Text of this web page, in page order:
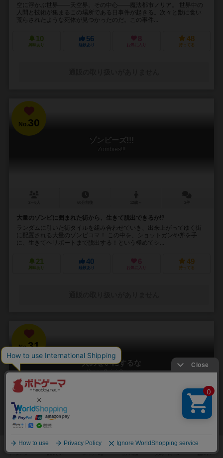
空に浮かぶ世界――天空界。その中心――魔法都市ノリア。 世界中の
人間と技術が集まるこの場所である日事件が起きる。次々と獣に食い
荒らされたような死体が見つかったのだ。この事件...
10
興味あり
56
経験あり
8
お気に入り
48
持ってる
No.30
ゾンビーズ!!!
Zombies!!!
大量のゾンビに囲まれた街から、生きて脱出できるか⁉︎
ランダムに引いた街タイルを組み合わせていき、出来上がってゆく街
に配置される大量のゾンビコマ！ この中を、ショットガンや斧を手
に、生きてヘリポートまで脱出する！という極めてシ...
21
興味あり
40
経験あり
6
お気に入り
49
持ってる
No.31
人のせいにするな
Hitono Seini Suruna
3～5人
責任をなすりつけろ！
「お前がやったんだろ！！」 やった覚えのないミスや罪を押し付けら